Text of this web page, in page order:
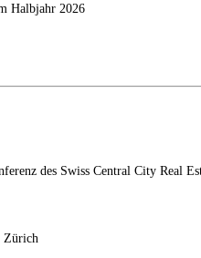
Halbjahr 2026
des Swiss Central City Real
Zürich